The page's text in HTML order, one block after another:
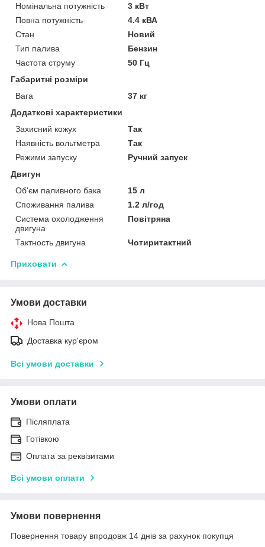
Номінальна потужність
3 кВт
Повна потужність
4.4 кВА
Стан
Новий
Тип палива
Бензин
Частота струму
50 Гц
Габаритні розміри
Вага
37 кг
Додаткові характеристики
Захисний кожух
Так
Наявність вольтметра
Так
Режими запуску
Ручний запуск
Двигун
Об'єм паливного бака
15 л
Споживання палива
1.2 л/год
Система охолодження
двигуна
Повітряна
Тактность двигуна Чотиритактний
Приховати
Умови доставки
Нова Пошта
Доставка кур'єром
Всі умови доставки
Умови оплати
Післяплата
Готівкою
Оплата за реквізитами
Всі умови оплати
Умови повернення
Повернення товару впродовж 14 днів за рахунок покупця